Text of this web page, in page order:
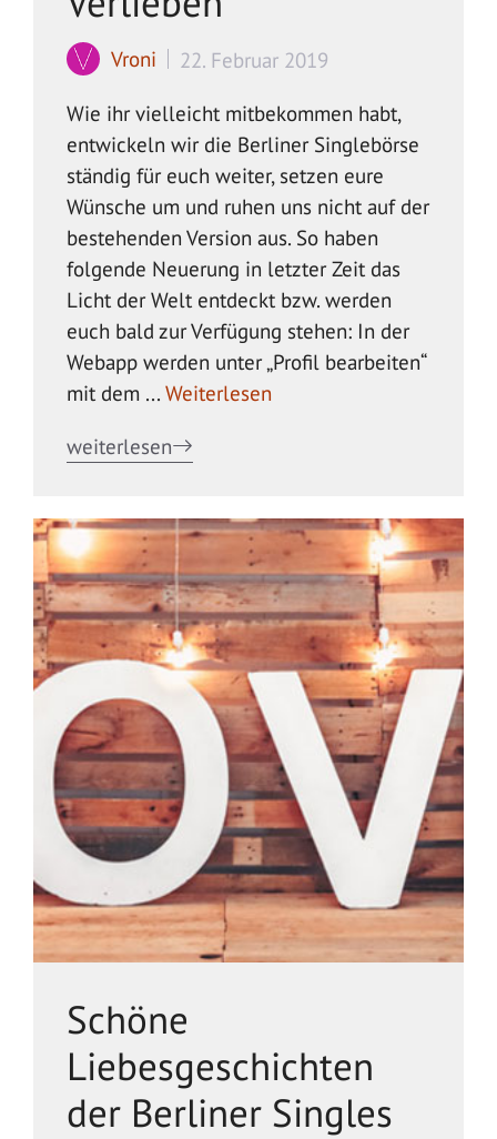
Vroni
22. Februar 2019
Wie ihr vielleicht mitbekommen habt,
entwickeln wir die Berliner Singlebörse
ständig für euch weiter, setzen eure
Wünsche um und ruhen uns nicht auf der
bestehenden Version aus. So haben
folgende Neuerung in letzter Zeit das
Licht der Welt entdeckt bzw. werden
euch bald zur Verfügung stehen: In der
Webapp werden unter „Profil bearbeiten“
mit dem ... Weiterlesen
weiterlesen
Schöne
Liebesgeschichten
der Berliner Singles